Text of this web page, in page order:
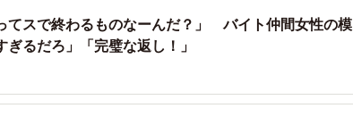
てスで終わるものなーんだ？」 バイト仲間女性の模
るだろ」「完璧な返し！」